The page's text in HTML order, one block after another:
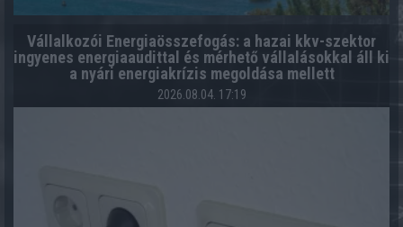
Vállalkozói Energiaösszefogás: a hazai kkv-szektor
ingyenes energiaaudittal és mérhető vállalásokkal áll ki
a nyári energiakrízis megoldása mellett
2026.08.04. 17:19